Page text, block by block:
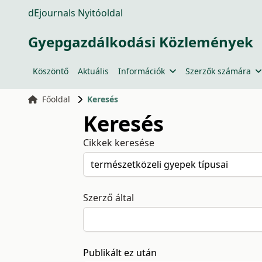
dEjournals Nyitóoldal
Gyepgazdálkodási Közlemények
Köszöntő Aktuális Információk Szerzők számára
Főoldal Keresés
Keresés
Cikkek keresése
Szerző által
Publikált ez után